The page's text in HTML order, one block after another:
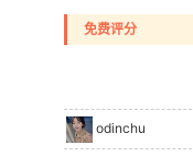
免费评分
odinchu